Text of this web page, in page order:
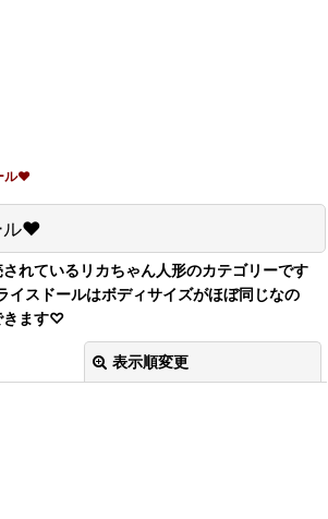
ル♥
ル♥
れているリカちゃん人形のカテゴリーです
イスドールはボディサイズがほぼ同じなの
きます♡
表示順変更